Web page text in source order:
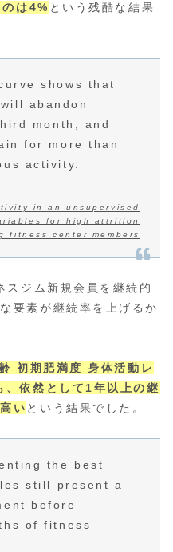
は4% という残酷な結果
shows that
abandon
month, and
for more than
activity.
in an unsupervised
for high attrition
fitness center members
ジム新規会員を継続的
要素が継続率を上げるか
初期肥満度 身体活動レ
依然として1年以上の継
い という結果でした。
the best
still present a
before
of fitness